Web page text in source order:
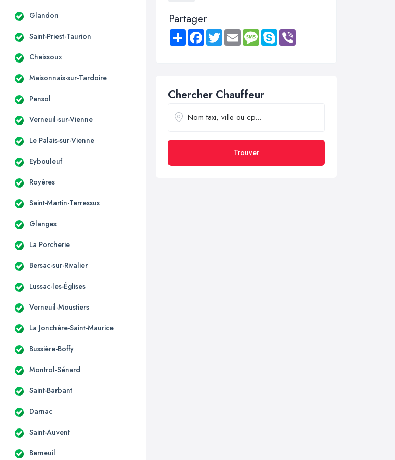
Glandon
Saint-Priest-Taurion
Cheissoux
Maisonnais-sur-Tardoire
Pensol
Verneuil-sur-Vienne
Le Palais-sur-Vienne
Eybouleuf
Royères
Saint-Martin-Terressus
Glanges
La Porcherie
Bersac-sur-Rivalier
Lussac-les-Églises
Verneuil-Moustiers
La Jonchère-Saint-Maurice
Bussière-Boffy
Montrol-Sénard
Saint-Barbant
Darnac
Saint-Auvent
Berneuil
Partager
Share FacebookTwitter Email MessageSkype
Chercher Chauffeur
Trouver